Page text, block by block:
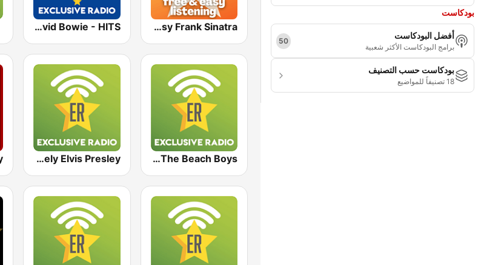
بودكاست
أفضل البودكاست
برامج البودكاست الأكثر شعبية
50
بودكاست حسب التصنيف
18 تصنيفاً للمواضيع
Easy Frank Sinatra
Exclusively David Bowie - HITS
Exclusively The Beach Boys
Exclusively Elvis Presley